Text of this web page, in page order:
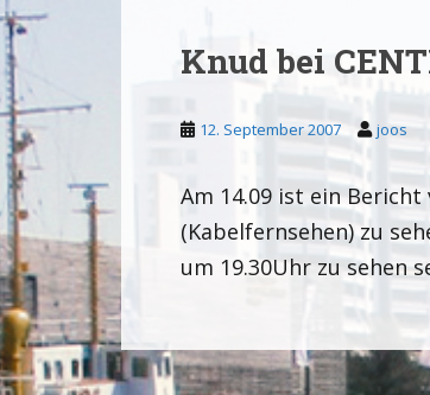
Knud bei
12. September 2007 joos
Am 14.09 ist ein Bericht
(Kabelfernsehen) zu
um 19.30Uhr zu sehen